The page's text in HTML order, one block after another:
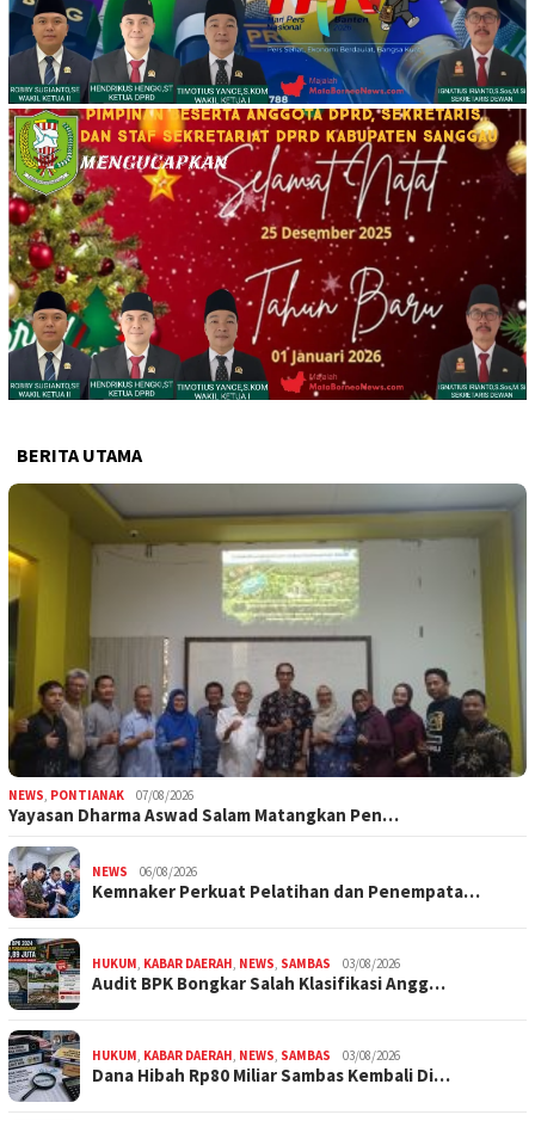
BERITA UTAMA
NEWS, PONTIANAK 07/08/2026
Yayasan Dharma Aswad Salam Matangkan Pen…
NEWS 06/08/2026
Kemnaker Perkuat Pelatihan dan Penempata…
HUKUM, KABAR DAERAH, NEWS, SAMBAS 03/08/2026
Audit BPK Bongkar Salah Klasifikasi Angg…
HUKUM, KABAR DAERAH, NEWS, SAMBAS 03/08/2026
Dana Hibah Rp80 Miliar Sambas Kembali Di…